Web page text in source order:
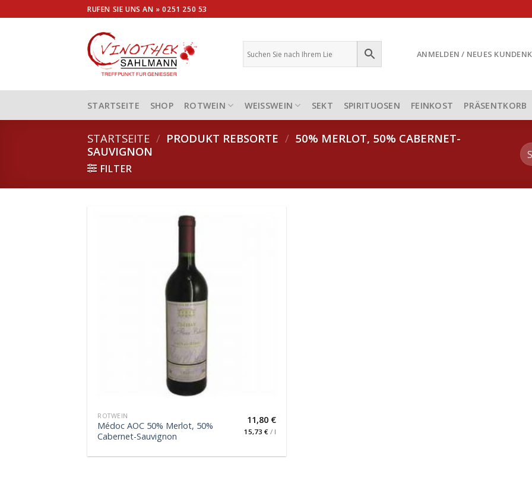
to
RUFEN SIE UNS AN »0251 250 53
ANMELDEN / NEUES
STARTSEITE SHOP ROTWEIN WEISSWEIN SEKT SPIRITUOSEN FEINKOST PRÄSENTKORB
STARTSEITE / PRODUKT REBSORTE / 50% MERLOT, 50% CABERNET-
SAUVIGNON
FILTER
ROTWEIN
Médoc AOC 50% Merlot, 50%
Cabernet-Sauvignon
11,80 €
15,73 € / l